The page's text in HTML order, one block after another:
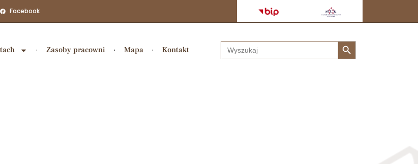
Facebook
Zasoby pracowni Mapa Kontakt
Search
for:
Search Button